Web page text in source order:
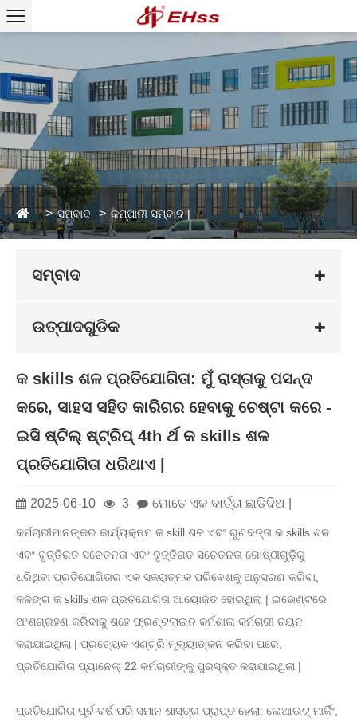
ସମ୍ବାଦ କମ୍ପାନୀ ସମ୍ବାଦ |
ସମ୍ବାଦ
ଉତ୍ପାଦଗୁଡିକ
କ skills ଶଳ ପ୍ରତିଯୋଗିତା: ମୁଁ ରାସ୍ତାକୁ ପସନ୍ଦ
କରେ, ସାହସ ସହିତ କାରିଗର ହେବାକୁ ଚେଷ୍ଟା କରେ -
ଇସି ଷ୍ଟିଲ୍ ଷ୍ଟ୍ରିପ୍ 4th ର୍ଥ କ skills ଶଳ
ପ୍ରତିଯୋଗିତା ଧରିଥାଏ |
2025-06-10 3 ମୋତେ ଏକ ବାର୍ତ୍ତା ଛାଡିଦିଅ |
କର୍ମଚାରୀମାନଙ୍କର କାର୍ଯ୍ୟକ୍ଷମ କ skill ଶଳ ଏବଂ ଗୁଣବତ୍ତା କ skills ଶଳ
ଏବଂ ବୃତ୍ତିଗତ ସଚେତନତା ଏବଂ ବୃତ୍ତିଗତ ସଚେତନତା ଗୋଷ୍ଠୀଗୁଡ଼ିକୁ
ଧରିଥିବା ପ୍ରତିଯୋଗିତାର ଏକ ସକରାତ୍ମକ ପରିବେଶକୁ ଅନୁସରଣ କରିବା,
କଳିଙ୍ଗ କ skills ଶଳ ପ୍ରତିଯୋଗିତା ଆୟୋଜିତ ହୋଇଥିଲା | ଇଭେଣ୍ଟରେ
ଅଂଶଗ୍ରହଣ କରିବାକୁ ଶହେ ଫ୍ରଣ୍ଟଲାଇନ କର୍ମଶାଳା କର୍ମଚାରୀ ଚୟନ
କରାଯାଇଥିଲା | ପ୍ରତ୍ୟେକ ଏଣ୍ଟ୍ରି ମୂଲ୍ୟାଙ୍କନ କରିବା ପରେ,
ପ୍ରତିଯୋଗିତା ପ୍ୟାନେଲ୍ 22 କର୍ମଚାରୀଙ୍କୁ ପୁରସ୍କୃତ କରାଯାଇଥିଲା |
ପ୍ରତିଯୋଗିତା ପୂର୍ବ ବର୍ଷ ପରି ସମାନ ଶାସ୍ତ୍ର ପ୍ରାପ୍ତ ହେଲା: ଲେଆଉଟ୍ ମାର୍କିଂ,